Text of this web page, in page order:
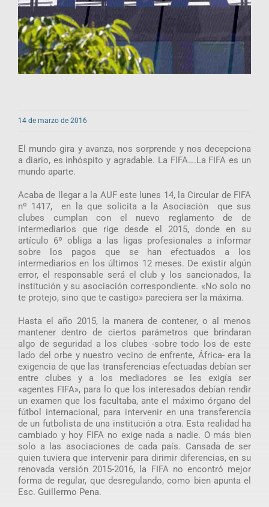
14 de marzo de 2016
El mundo gira y avanza, nos sorprende y nos decepciona
a diario, es inhóspito y agradable. La FIFA….La FIFA es un
mundo aparte.
Acaba de llegar a la AUF este lunes 14, la Circular de FIFA
nº 1417, en la que solicita a la Asociación que sus
clubes cumplan con el nuevo reglamento de de
intermediarios que rige desde el 2015, donde en su
artículo 6º obliga a las ligas profesionales a informar
sobre los pagos que se han efectuados a los
intermediarios en los últimos 12 meses. De existir algún
error, el responsable será el club y los sancionados, la
institución y su asociación correspondiente. «No solo no
te protejo, sino que te castigo» pareciera ser la máxima.
Hasta el año 2015, la manera de contener, o al menos
mantener dentro de ciertos parámetros que brindaran
algo de seguridad a los clubes -sobre todo los de este
lado del orbe y nuestro vecino de enfrente, África- era la
exigencia de que las transferencias efectuadas debían ser
entre clubes y a los mediadores se les exigía ser
«agentes FIFA», para lo que los interesados debían rendir
un examen que los facultaba, ante el máximo órgano del
fútbol internacional, para intervenir en una transferencia
de un futbolista de una institución a otra. Esta realidad ha
cambiado y hoy FIFA no exige nada a nadie. O más bien
solo a las asociaciones de cada país. Cansada de ser
quien tuviera que intervenir para dirimir diferencias, en su
renovada versión 2015-2016, la FIFA no encontró mejor
forma de regular, que desregulando, como bien apunta el
Esc. Guillermo Pena.